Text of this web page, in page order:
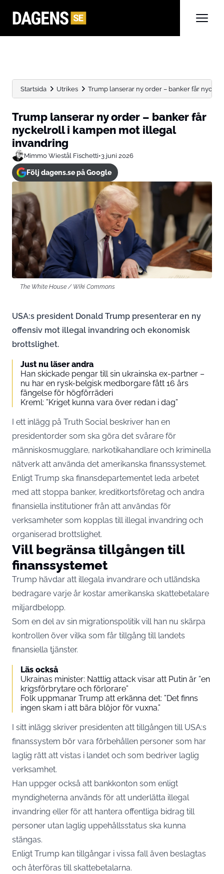
Startsida Utrikes Trump lanserar ny order – banker får
Trump lanserar ny order – banker får
nyckelroll i kampen mot illegal
invandring
Mimmo Wiestål Fischetti•3 juni 2026
Följ dagens.se på Google
The White House / Wiki Commons
USA:s president Donald Trump presenterar en ny
offensiv mot illegal invandring och ekonomisk
brottslighet.
Just nu läser andra
Han skickade pengar till sin ukrainska ex-partner –
nu har en rysk-belgisk medborgare fått 16 års
fängelse för högförräderi
Kreml: ”Kriget kunna vara över redan i dag”
I ett inlägg på Truth Socialbeskriver han en
presidentorder som ska göra det svårare för
människosmugglare, narkotikahandlare och kriminella
nätverk att använda det amerikanska finanssystemet.
Enligt Trump ska finansdepartementet leda arbetet
med att stoppa banker, kreditkortsföretag och andra
finansiella institutioner från att användas för
verksamheter som kopplas till illegal invandring och
organiserad brottslighet.
Vill begränsa tillgången till
finanssystemet
Trump hävdar att illegala invandrare och utländska
bedragare varje år kostar amerikanska skattebetalare
miljardbelopp.
Som en del av sin migrationspolitik vill han nu skärpa
kontrollen över vilka som får tillgång till landets
finansiella tjänster.
Läs också
Ukrainas minister: Nattlig attack visar att Putin är ”en
krigsförbrytare och förlorare”
Folk uppmanar Trump att erkänna det: ”Det finns
ingen skam i att bära blöjor för vuxna.”
I sitt inlägg skriver presidenten att tillgången till USA:s
finanssystem bör vara förbehållen personer som har
laglig rätt att vistas i landet och som bedriver laglig
verksamhet.
Han uppger också att bankkonton som enligt
myndigheterna används för att underlätta illegal
invandring eller för att hantera offentliga bidrag till
personer utan laglig uppehållsstatus ska kunna
stängas.
Enligt Trump kan tillgångar i vissa fall även beslagtas
och återföras till skattebetalarna.